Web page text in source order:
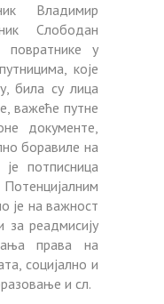
Владимир
Слободан
повратнике у
које
била су лица
важеће путне
документе,
боравиле на
потписница
је на важност
за реадмисију
права на
социјално и
и сл.